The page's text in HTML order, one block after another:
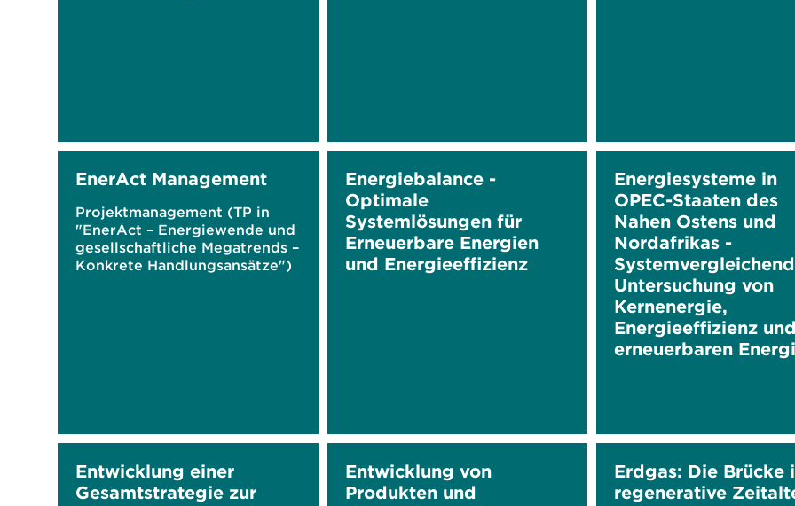
EnerAct Management
Projektmanagement (TP in
"EnerAct – Energiewende und
gesellschaftliche Megatrends –
Konkrete Handlungsansätze")
Energiebalance -
Optimale
Systemlösungen für
Erneuerbare Energien
und Energieeffizienz
Energiesysteme in
OPEC-Staaten des
Nahen Ostens und
Nordafrikas -
Untersuchung von
Kernenergie,
Energieeffizienz
erneuerbaren
Entwicklung einer
Gesamtstrategie zur
Entwicklung von
Produkten und
Erdgas: Die Brücke
regenerative